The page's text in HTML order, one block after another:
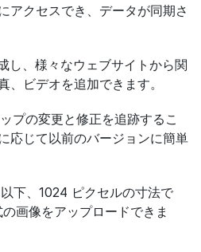
アクセスでき、データが同期さ
し、様々なウェブサイトから関
、ビデオを追加できます。
プの変更と修正を追跡するこ
応じて以前のバージョンに簡単
下、1024 ピクセルの寸法で
画像をアップロードできま